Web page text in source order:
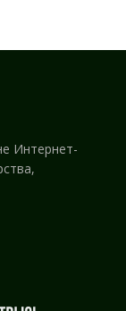
Интернет-